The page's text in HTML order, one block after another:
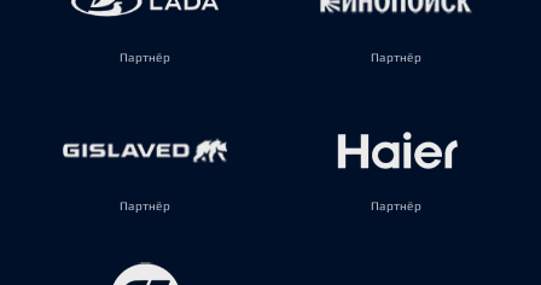
Партнёр Партнёр
Партнёр Партнёр